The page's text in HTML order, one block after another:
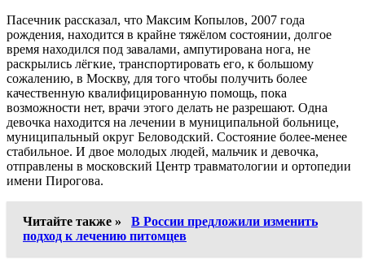
Пасечник рассказал, что Максим Копылов, 2007 года
рождения, находится в крайне тяжёлом состоянии, долгое
время находился под завалами, ампутирована нога, не
раскрылись лёгкие, транспортировать его, к большому
сожалению, в Москву, для того чтобы получить более
качественную квалифицированную помощь, пока
возможности нет, врачи этого делать не разрешают. Одна
девочка находится на лечении в муниципальной больнице,
муниципальный округ Беловодский. Состояние более-менее
стабильное. И двое молодых людей, мальчик и девочка,
отправлены в московский Центр травматологии и ортопедии
имени Пирогова.
Читайте также »
В России предложили изменить
подход к лечению питомцев